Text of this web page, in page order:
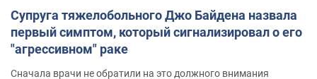
Супруга тяжелобольного Джо Байдена назвала
первый симптом, который сигнализировал о его
"агрессивном" раке
Сначала врачи не обратили на это должного внимания